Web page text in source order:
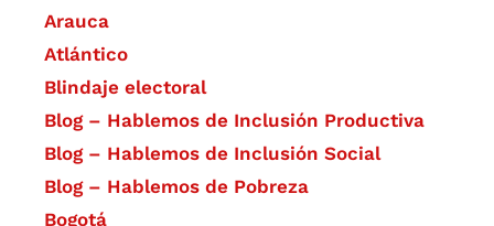
Arauca
Atlántico
Blindaje electoral
Blog – Hablemos de Inclusión Productiva
Blog – Hablemos de Inclusión Social
Blog – Hablemos de Pobreza
Bogotá